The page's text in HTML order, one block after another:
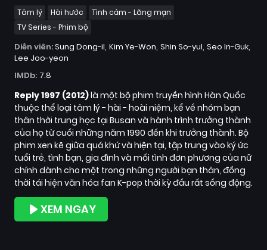
Tâm lý Hài hước
Tình cảm - Lãng mạn
TV Series - Phim bộ
Diễn viên:Sung Dong-il Kim Ye-Won Shin So-yul Seo In-Guk
Lee Joo-yeon
IMDb: 7.8
Reply 1997 (2012)là một bộ phim truyền hình Hàn Quốc
thuộc thể loại tâm lý - hài - hoài niệm, kể về nhóm bạn
thân thời trung học tại Busan và hành trình trưởng thành
của họ từ cuối những năm 1990 đến khi trưởng thành. Bộ
phim xen kẽ giữa quá khứ và hiện tại, tập trung vào ký ức
tuổi trẻ, tình bạn, gia đình và mối tình đơn phương của nữ
chính dành cho một trong những người bạn thân, đồng
thời tái hiện văn hóa fan K-pop thời kỳ đầu rất sống động.
XEM NGAY